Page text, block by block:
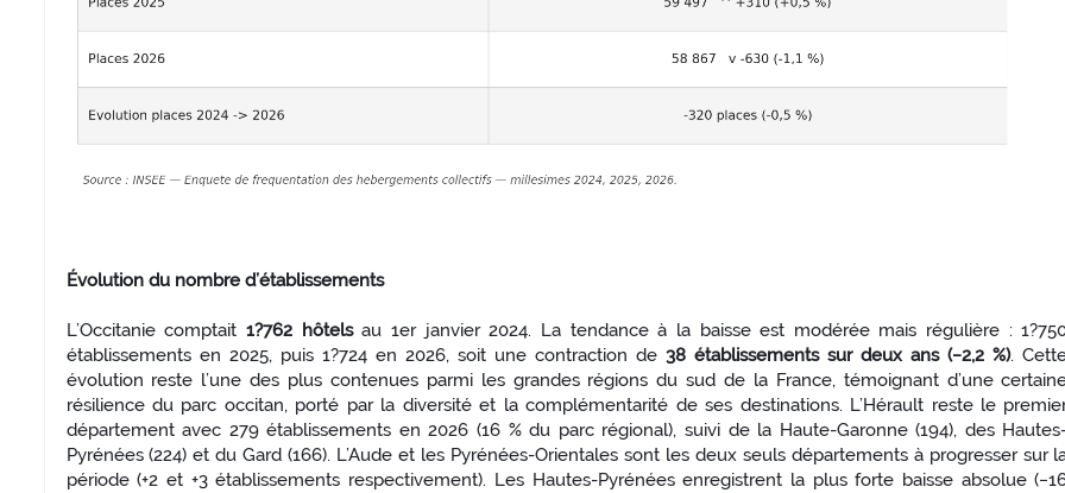
Évolution du nombre d’établissements
L’Occitanie comptait 1?762 hôtelsau 1er janvier 2024. La tendance à la baisse est modérée mais régulière :
établissements en 2025, puis 1?724 en 2026, soit une contraction de38 établissements sur deux ans (−2,2 %).
évolution reste l’une des plus contenues parmi les grandes régions du sud de la France, témoignant d’une
résilience du parc occitan, porté par la diversité et la complémentarité de ses destinations. L’Hérault reste le
département avec 279 établissements en 2026 (16 % du parc régional), suivi de la Haute-Garonne (194), des
Pyrénées (224) et du Gard (166). L’Aude et les Pyrénées-Orientales sont les deux seuls départements à progresser sur
période (+2 et +3 établissements respectivement). Les Hautes-Pyrénées enregistrent la plus forte baisse absolue